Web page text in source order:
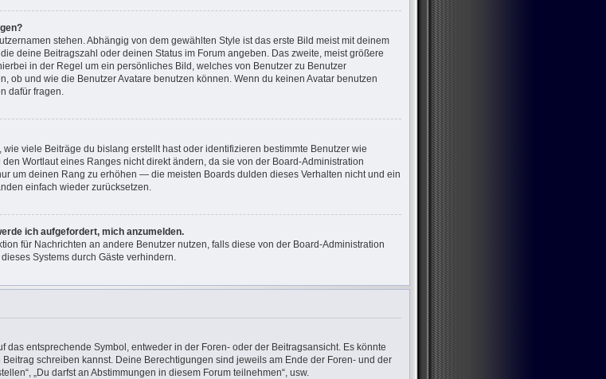
stehen. Abhängig von dem gewählten Style ist das erste Bild meist mit deinem
deine Beitragszahl oder deinen Status im Forum angeben. Das zweite, meist größere
in der Regel um ein persönliches Bild, welches von Benutzer zu Benutzer
ob und wie die Benutzer Avatare benutzen können. Wenn du keinen Avatar benutzen
dafür fragen.
viele Beiträge du bislang erstellt hast oder identifizieren bestimmte Benutzer wie
Wortlaut eines Ranges nicht direkt ändern, da sie von der Board-Administration
um deinen Rang zu erhöhen — die meisten Boards dulden dieses Verhalten nicht und ein
einfach wieder zurücksetzen.
ich aufgefordert, mich anzumelden.
für Nachrichten an andere Benutzer nutzen, falls diese von der Board-Administration
Systems durch Gäste verhindern.
das entsprechende Symbol, entweder in der Foren- oder der Beitragsansicht. Es könnte
schreiben kannst. Deine Berechtigungen sind jeweils am Ende der Foren- und der
„Du darfst an Abstimmungen in diesem Forum teilnehmen“, usw.